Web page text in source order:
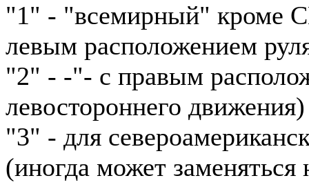
"1" - "всемирный" кроме
левым расположением
"2" - -"- с правым
левостороннего движения)
"3" - для
(иногда может